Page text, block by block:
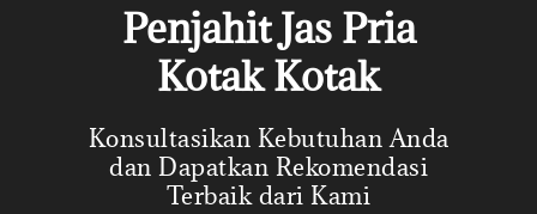
Penjahit Jas Pria
Kotak Kotak
Konsultasikan Kebutuhan Anda
dan Dapatkan Rekomendasi
Terbaik dari Kami